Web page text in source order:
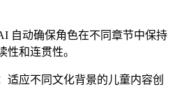
自动确保角色在不同章节中保持
性和连贯性。
适应不同文化背景的儿童内容创